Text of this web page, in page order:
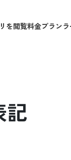
を閲覧料金プラン
記